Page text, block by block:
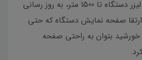
بهبود و افزایش برد لیزر دستگاه تا 1500 متر، به روز رسانی
ارتقا صفحه نمایش دستگاه که حتی
بتوان به راحتی صفحه